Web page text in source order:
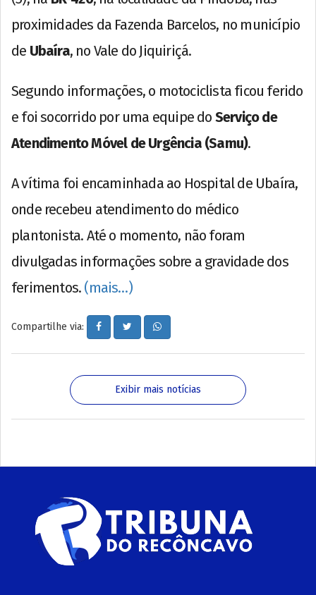
proximidades da Fazenda Barcelos, no município
de Ubaíra, no Vale do Jiquiriçá.
Segundo informações, o motociclista ficou ferido
e foi socorrido por uma equipe do Serviço de
Atendimento Móvel de Urgência (Samu).
A vítima foi encaminhada ao Hospital de Ubaíra,
onde recebeu atendimento do médico
plantonista. Até o momento, não foram
divulgadas informações sobre a gravidade dos
ferimentos. (mais…)
Compartilhe via:
Exibir mais notícias